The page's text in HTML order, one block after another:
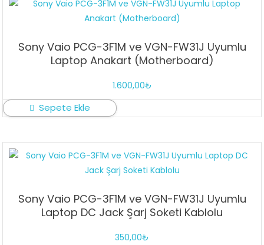
Sony Vaio PCG-3F1M ve VGN-FW31J Uyumlu
Laptop Anakart (Motherboard)
1.600,00₺
Sepete Ekle
Sony Vaio PCG-3F1M ve VGN-FW31J Uyumlu
Laptop DC Jack Şarj Soketi Kablolu
350,00₺